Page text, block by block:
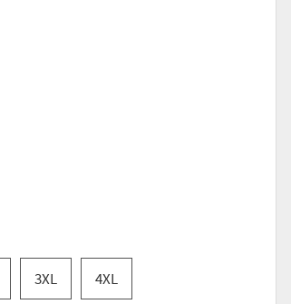
3XL 4XL